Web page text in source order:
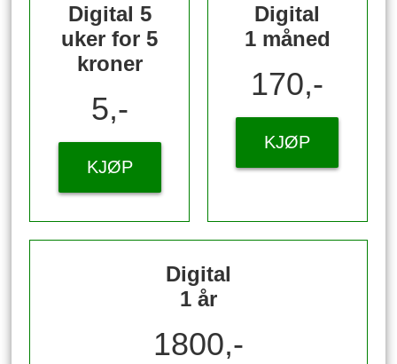
Digital 5
uker for 5
kroner
5,-
KJØP
Digital
1 måned
170,-
KJØP
Digital
1 år
1800,-